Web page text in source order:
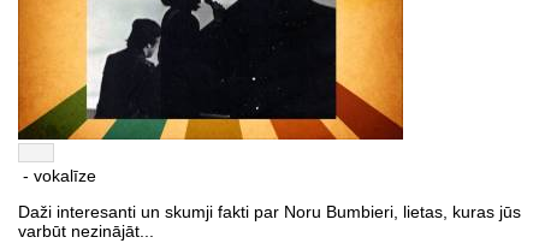
- vokalīze
Daži interesanti un skumji fakti par Noru Bumbieri, lietas, kuras jūs
varbūt nezinājāt...